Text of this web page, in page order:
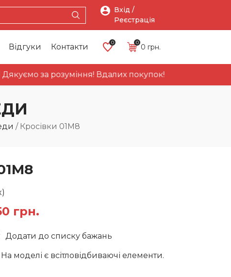
Вхід /
Реєстрація
Відгуки Контакти 0 0
0 грн.
за розуміння! Вдалих покупок!
/Кросівки 01М8
грн.
Додати до списку бажань
На моделі є всітловідбиваючі елементи.
Про
нас